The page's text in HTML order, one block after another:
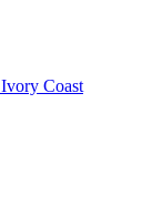
Ivory Coast